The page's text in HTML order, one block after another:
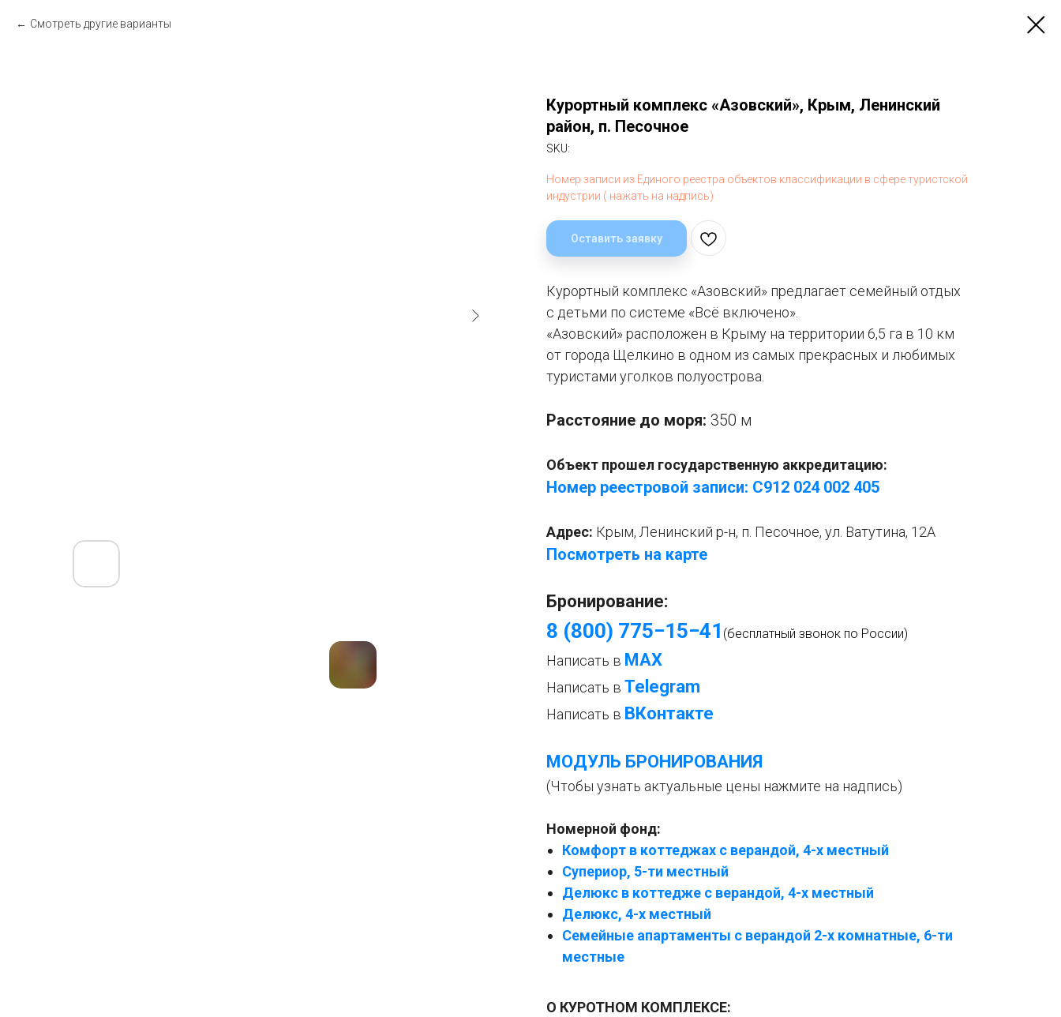
Смотреть другие варианты
Курортный комплекс «Азовский», Крым, Ленинский
район, п. Песочное
SKU:
Номер записи из Единого реестра объектов классификации в сфере туристской
индустрии ( нажать на надпись)
Оставить заявку
Курортный комплекс «Азовский» предлагает семейный отдых
с детьми по системе «Всё включено».
«Азовский» расположен в Крыму на территории 6,5 га в 10 км
от города Щелкино в одном из самых прекрасных и любимых
туристами уголков полуострова.
Расстояние до моря: 350 м
Объект прошел государственную аккредитацию:
Номер реестровой записи: С912 024 002 405
Адрес: Крым, Ленинский р-н, п. Песочное, ул. Ватутина, 12А
Посмотреть на карте
Бронирование:
8 (800) 775−15−41 (бесплатный звонок по России)
Написать в МАХ
Написать в Telegram
Написать в ВКонтакте
МОДУЛЬ БРОНИРОВАНИЯ
(Чтобы узнать актуальные цены нажмите на надпись)
Номерной фонд:
Комфорт в коттеджах с верандой, 4-х местный
Супериор, 5-ти местный
Делюкс в коттедже с верандой, 4-х местный
Делюкс, 4-х местный
Семейные апартаменты с верандой 2-х комнатные, 6-ти
местные
О КУРОТНОМ КОМПЛЕКСЕ: